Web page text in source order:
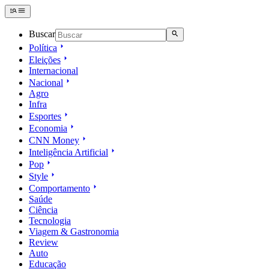
Buscar
Política
Eleições
Internacional
Nacional
Agro
Infra
Esportes
Economia
CNN Money
Inteligência Artificial
Pop
Style
Comportamento
Saúde
Ciência
Tecnologia
Viagem & Gastronomia
Review
Auto
Educação